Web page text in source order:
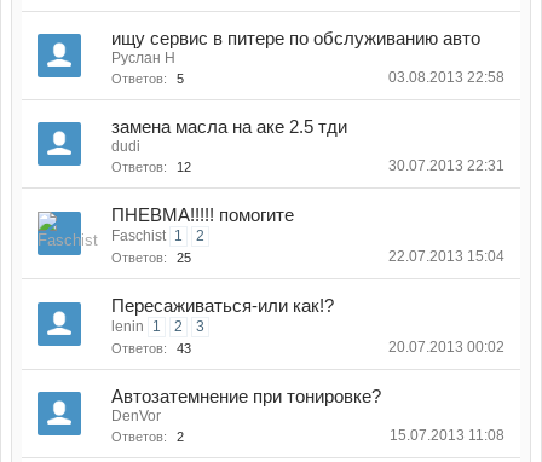
ищу сервис в питере по обслуживанию авто
Руслан Н
Ответов: 5 03.08.2013 22:58
замена масла на аке 2.5 тди
dudi
Ответов: 12 30.07.2013 22:31
ПНЕВМА!!!!! помогите
Faschist 1 2
Ответов: 25 22.07.2013 15:04
Пересаживаться-или как!?
lenin 1 2 3
Ответов: 43 20.07.2013 00:02
Автозатемнение при тонировке?
DenVor
Ответов: 2 15.07.2013 11:08